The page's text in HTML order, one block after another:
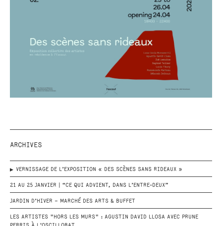
ARCHIVES
VERNISSAGE DE L’EXPOSITION « DES SCÈNES SANS RIDEAUX »
21 AU 25 JANVIER | “CE QUI ADVIENT, DANS L’ENTRE-DEUX”
JARDIN D’HIVER – MARCHÉ DES ARTS & BUFFET
LES ARTISTES "HORS LES MURS" : AGUSTIN DAVID LLOSA AVEC PRUNE